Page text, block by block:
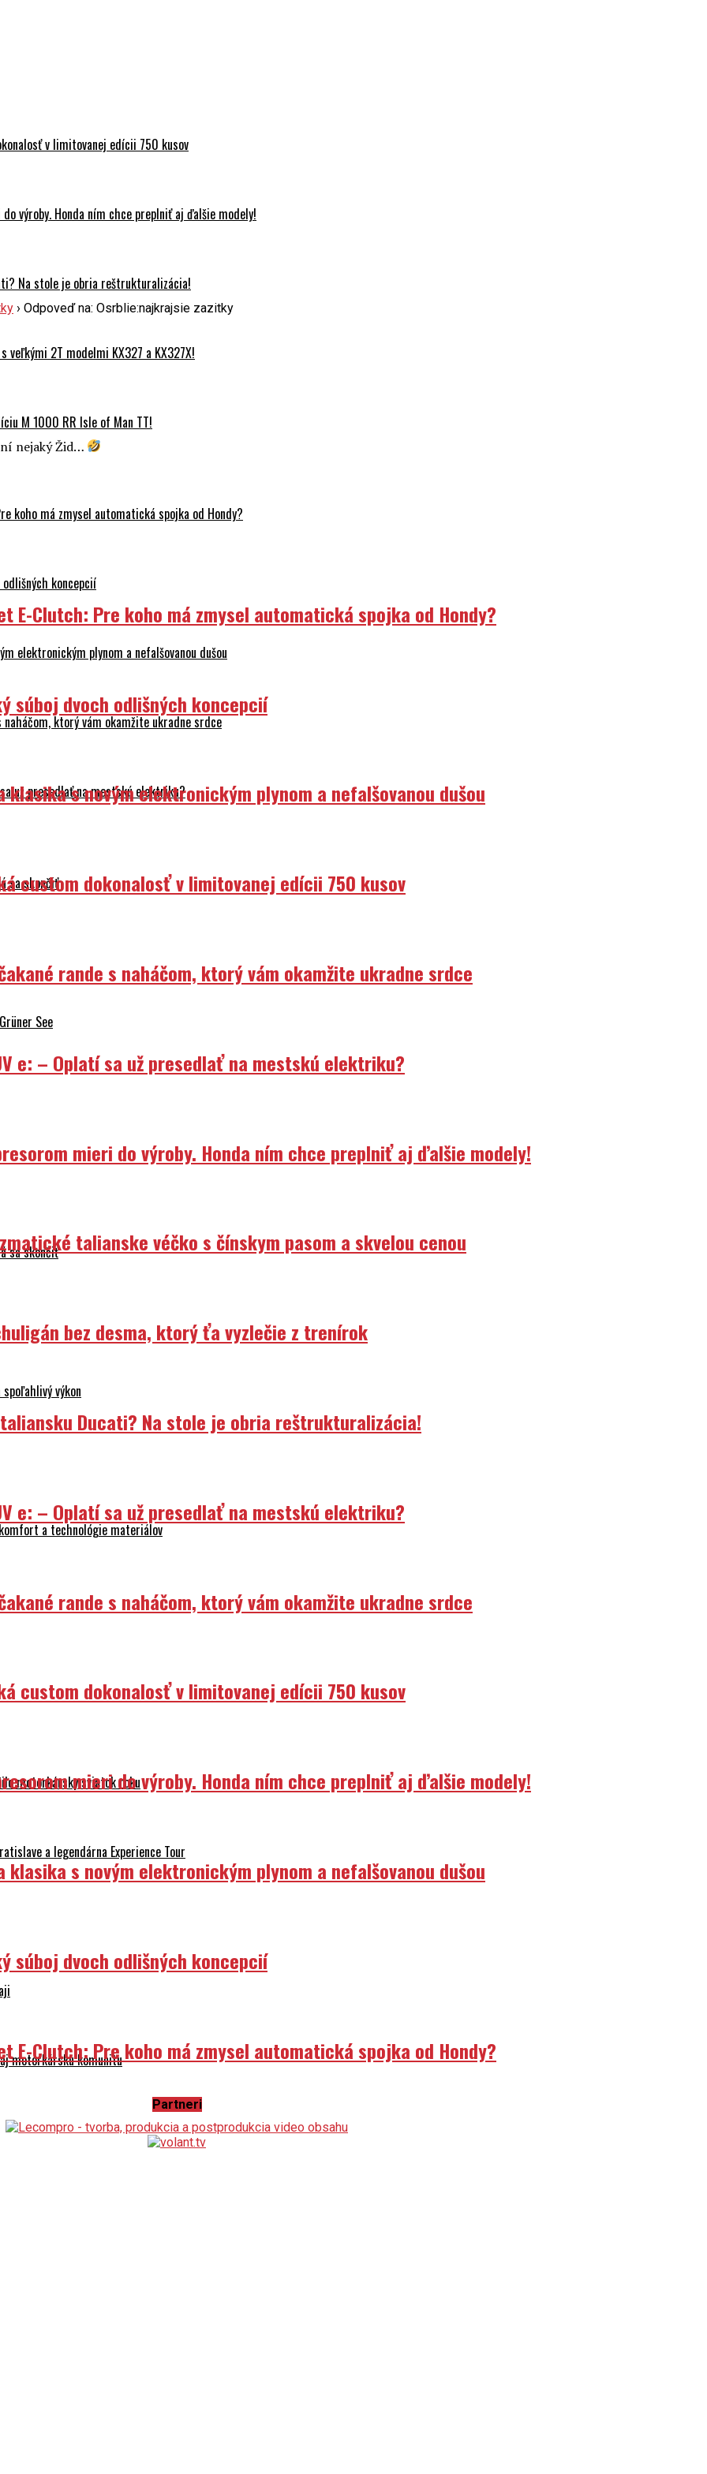
v limitovanej edícii 750 kusov
výroby. Honda ním chce preplniť aj ďalšie modely!
Na stole je obria reštrukturalizácia!
s veľkými 2T modelmi KX327 a KX327X!
M 1000 RR Isle of Man TT!
koho má zmysel automatická spojka od Hondy?
koncepcií
elektronickým plynom a nefalšovanou dušou
ktorý vám okamžite ukradne srdce
sa už presedlať na mestskú elektriku?
sa skončiť
See
sa skončiť
výkon
a technológie materiálov
motorkársky sviatok roku
a legendárna Experience Tour
motorkársku komunitu
› Odpoveď na: Osrblie:najkrajsie zazitky
nejaký Žid…
E-Clutch: Pre koho má zmysel automatická spojka od Hondy?
súboj dvoch odlišných koncepcií
klasika s novým elektronickým plynom a nefalšovanou dušou
custom dokonalosť v limitovanej edícii 750 kusov
rande s naháčom, ktorý vám okamžite ukradne srdce
e: – Oplatí sa už presedlať na mestskú elektriku?
mieri do výroby. Honda ním chce preplniť aj ďalšie modely!
talianske véčko s čínskym pasom a skvelou cenou
bez desma, ktorý ťa vyzlečie z trenírok
taliansku Ducati? Na stole je obria reštrukturalizácia!
e: – Oplatí sa už presedlať na mestskú elektriku?
rande s naháčom, ktorý vám okamžite ukradne srdce
custom dokonalosť v limitovanej edícii 750 kusov
mieri do výroby. Honda ním chce preplniť aj ďalšie modely!
klasika s novým elektronickým plynom a nefalšovanou dušou
súboj dvoch odlišných koncepcií
E-Clutch: Pre koho má zmysel automatická spojka od Hondy?
Partneri